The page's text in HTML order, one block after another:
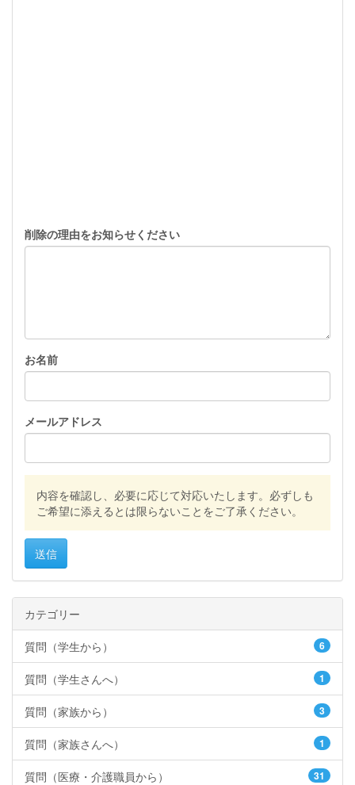
削除の理由をお知らせください
お名前
メールアドレス
内容を確認し、必要に応じて対応いたします。必ずしも
ご希望に添えるとは限らないことをご了承ください。
送信
カテゴリー
質問（学生から） 6
質問（学生さんへ） 1
質問（家族から） 3
質問（家族さんへ） 1
質問（医療・介護職員から） 31